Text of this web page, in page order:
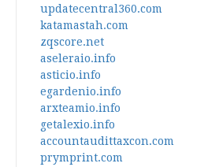
updatecentral360.com
katamastah.com
zqscore.net
aseleraio.info
asticio.info
egardenio.info
arxteamio.info
getalexio.info
accountaudittaxcon.com
prymprint.com